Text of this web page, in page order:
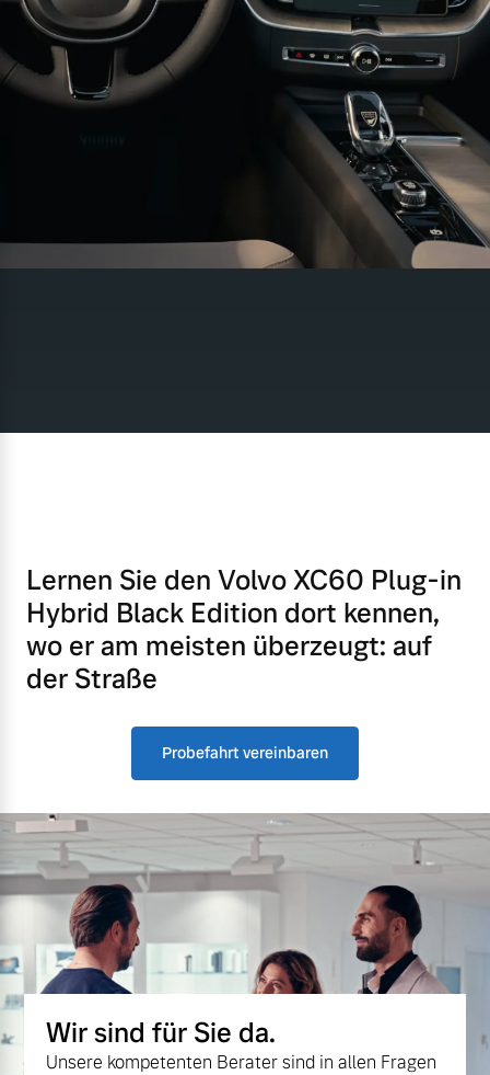
Lernen Sie den Volvo XC60 Plug-in
Hybrid Black Edition dort kennen,
wo er am meisten überzeugt: auf
der Straße
Probefahrt vereinbaren
Wir sind für Sie da.
Unsere kompetenten Berater sind in allen Fragen